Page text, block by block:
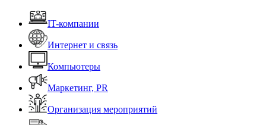
IT-компании
Интернет и связь
Компьютеры
Маркетинг, PR
Организация мероприятий